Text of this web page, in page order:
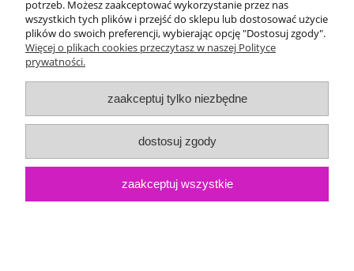
Gwarancja i zwroty
O firmie
potrzeb. Możesz zaakceptować wykorzystanie przez nas
wszystkich tych plików i przejść do sklepu lub dostosować użycie
plików do swoich preferencji, wybierając opcję "Dostosuj zgody".
Więcej o plikach cookies przeczytasz w naszej Polityce
prywatności.
zaakceptuj tylko niezbędne
dostosuj zgody
zaakceptuj wszystkie